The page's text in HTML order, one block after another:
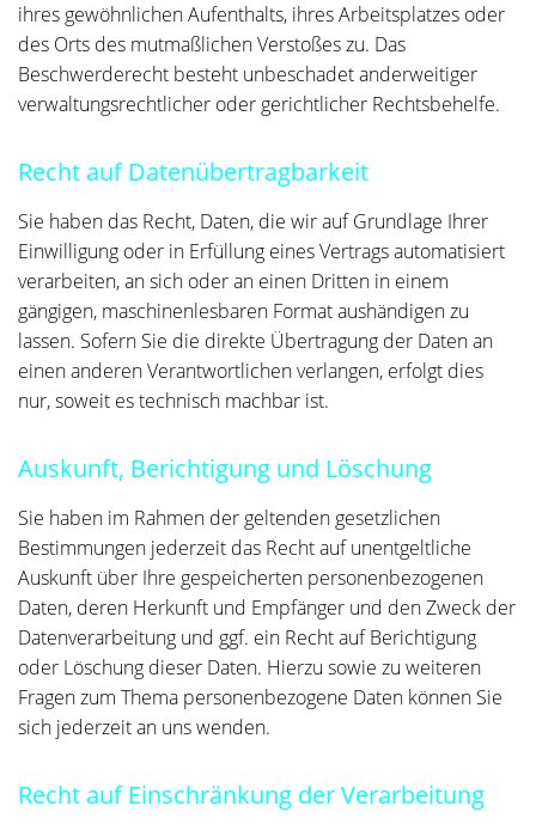
ihres gewöhnlichen Aufenthalts, ihres Arbeitsplatzes oder
des Orts des mutmaßlichen Verstoßes zu. Das
Beschwerderecht besteht unbeschadet anderweitiger
verwaltungsrechtlicher oder gerichtlicher Rechtsbehelfe.
Recht auf Daten­übertrag­barkeit
Sie haben das Recht, Daten, die wir auf Grundlage Ihrer
Einwilligung oder in Erfüllung eines Vertrags automatisiert
verarbeiten, an sich oder an einen Dritten in einem
gängigen, maschinenlesbaren Format aushändigen zu
lassen. Sofern Sie die direkte Übertragung der Daten an
einen anderen Verantwortlichen verlangen, erfolgt dies
nur, soweit es technisch machbar ist.
Auskunft, Berichtigung und Löschung
Sie haben im Rahmen der geltenden gesetzlichen
Bestimmungen jederzeit das Recht auf unentgeltliche
Auskunft über Ihre gespeicherten personenbezogenen
Daten, deren Herkunft und Empfänger und den Zweck der
Datenverarbeitung und ggf. ein Recht auf Berichtigung
oder Löschung dieser Daten. Hierzu sowie zu weiteren
Fragen zum Thema personenbezogene Daten können Sie
sich jederzeit an uns wenden.
Recht auf Einschränkung der Verarbeitung